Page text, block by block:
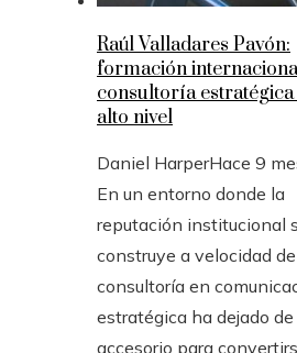
Raúl Valladares Pavón:
formación
consultoría estratégica
alto nivel
Daniel HarperHace 9
En un entorno donde la
reputación institucional
construye a velocidad
consultoría en
estratégica ha dejado de
accesorio para